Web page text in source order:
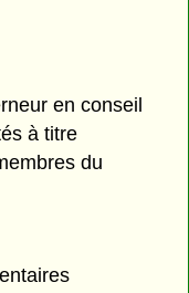
en conseil
à titre
du